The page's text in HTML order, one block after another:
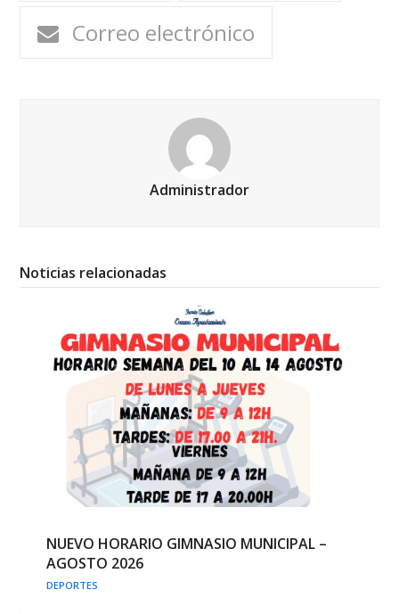
Correo electrónico
Administrador
Noticias relacionadas
NUEVO HORARIO GIMNASIO MUNICIPAL –
AGOSTO 2026
DEPORTES